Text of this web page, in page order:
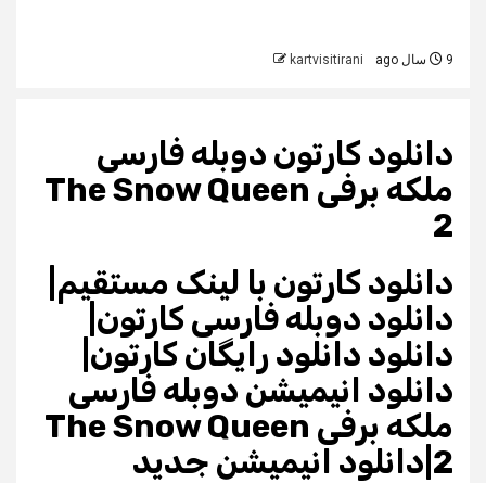
9 سال ago kartvisitirani
دانلود کارتون دوبله فارسی
ملکه برفی The Snow Queen
2
دانلود کارتون با لینک مستقیم|
دانلود دوبله فارسی کارتون|
دانلود دانلود رایگان کارتون|
دانلود انیمیشن دوبله فارسی
ملکه برفی The Snow Queen
2|دانلود انیمیشن جدید